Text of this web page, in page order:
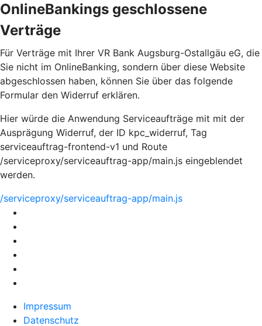
OnlineBankings geschlossene
Verträge
Für Verträge mit Ihrer VR Bank Augsburg-Ostallgäu eG, die
Sie nicht im OnlineBanking, sondern über diese Website
abgeschlossen haben, können Sie über das folgende
Formular den Widerruf erklären.
Hier würde die Anwendung Serviceaufträge mit mit der
Ausprägung Widerruf, der ID kpc_widerruf, Tag
serviceauftrag-frontend-v1 und Route
/serviceproxy/serviceauftrag-app/main.js eingeblendet
werden.
/serviceproxy/serviceauftrag-app/main.js
Impressum
Datenschutz